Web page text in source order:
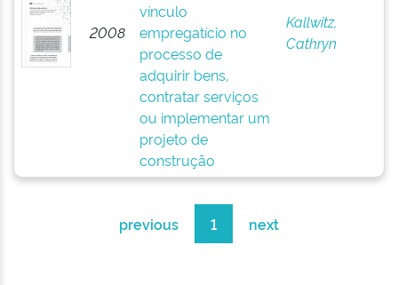
2008
vínculo
empregatício no
processo de
adquirir bens,
contratar serviços
ou implementar um
projeto de
construção
Kallwitz,
Cathryn
previous 1 next